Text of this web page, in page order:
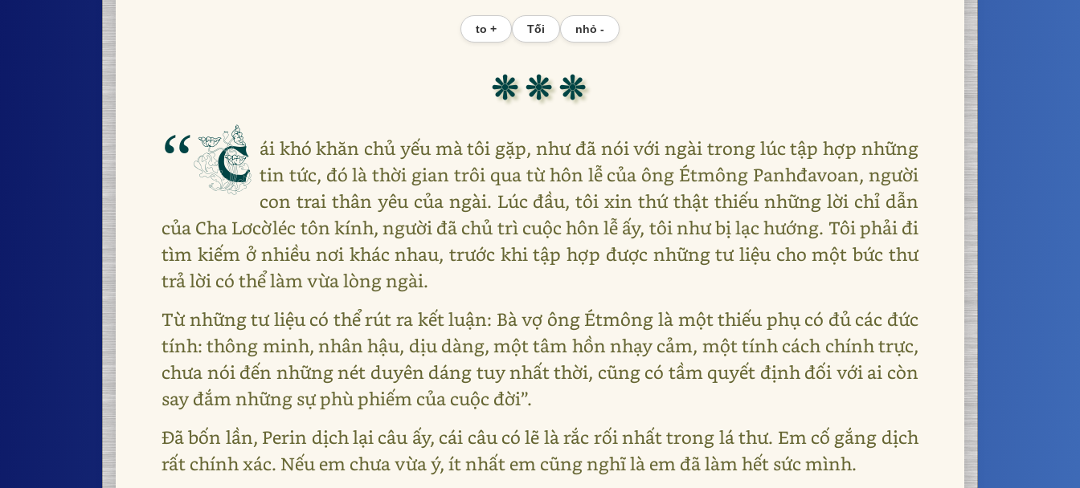
to + Tối nhỏ -
❊ ❊ ❊
“C ái khó khăn chủ yếu mà tôi gặp, như đã nói với ngài trong lúc tập hợp những
tin tức, đó là thời gian trôi qua từ hôn lễ của ông Étmông Panhđavoan, người
con trai thân yêu của ngài. Lúc đầu, tôi xin thứ thật thiếu những lời chỉ dẫn
của Cha Lơcờléc tôn kính, người đã chủ trì cuộc hôn lễ ấy, tôi như bị lạc hướng. Tôi phải đi
tìm kiếm ở nhiều nơi khác nhau, trước khi tập hợp được những tư liệu cho một bức thư
trả lời có thể làm vừa lòng ngài.
Từ những tư liệu có thể rút ra kết luận: Bà vợ ông Étmông là một thiếu phụ có đủ các đức
tính: thông minh, nhân hậu, dịu dàng, một tâm hồn nhạy cảm, một tính cách chính trực,
chưa nói đến những nét duyên dáng tuy nhất thời, cũng có tầm quyết định đối với ai còn
say đắm những sự phù phiếm của cuộc đời”.
Đã bốn lần, Perin dịch lại câu ấy, cái câu có lẽ là rắc rối nhất trong lá thư. Em cố gắng dịch
rất chính xác. Nếu em chưa vừa ý, ít nhất em cũng nghĩ là em đã làm hết sức mình.